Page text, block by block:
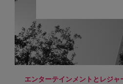
エンターテインメントとレジャ